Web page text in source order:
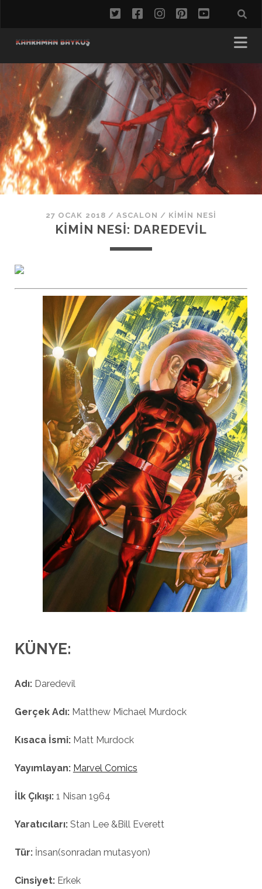
twitterfacebookinstagram
pinterest
youtube
27 OCAK 2018 / ASCALON / KIMIN NESI
KIMIN NESI: DAREDEVIL
KÜNYE:
Adı:Daredevil
Gerçek Adı:Matthew Michael Murdock
Kısaca İsmi:Matt Murdock
Yayımlayan: Marvel Comics
İlk Çıkışı:1 Nisan 1964
Yaratıcıları:Stan Lee &Bill Everett
Tür:İnsan(sonradan mutasyon)
Cinsiyet:Erkek